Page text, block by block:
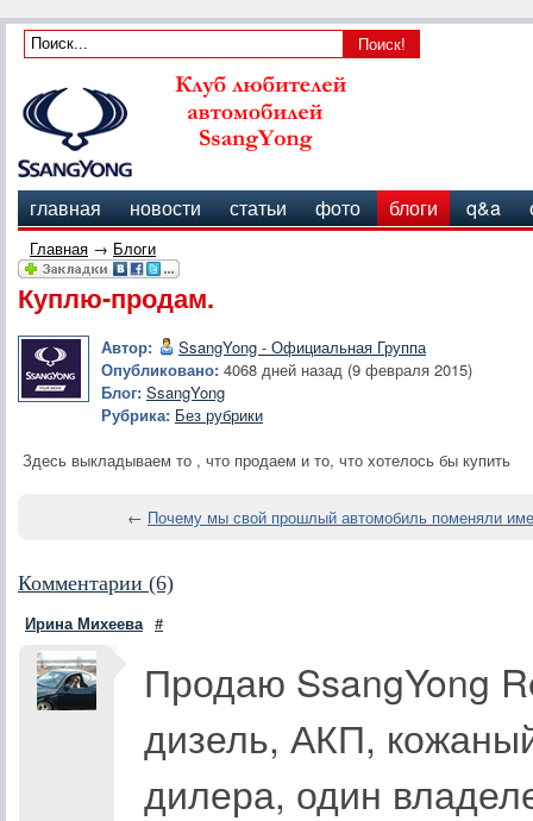
главная новости статьи фото блоги q&a
Главная → Блоги
Куплю-продам.
Автор:
SsangYong - Официальная Группа
Опубликовано: 4068 дней назад (9 февраля 2015)
Блог: SsangYong
Рубрика: Без рубрики
Здесь выкладываем то , что продаем и то, что хотелось бы купить
← Почему мы свой прошлый автомобиль поменяли
Комментарии (6)
Ирина Михеева #
Продаю SsangYong
дизель, АКП,
дилера, один